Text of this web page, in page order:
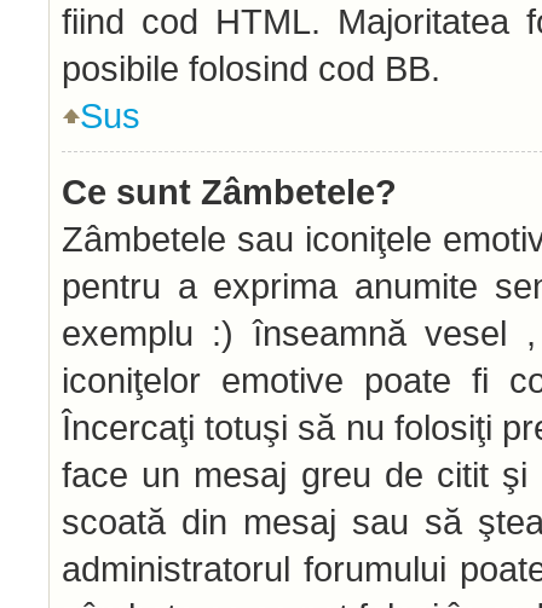
fiind cod HTML. Majoritatea
posibile folosind cod BB.
Sus
Ce sunt Zâmbetele?
Zâmbetele sau iconiţele
pentru a exprima anumite
exemplu :) înseamnă vesel
iconiţelor emotive poate fi
Încercaţi totuşi să nu folosiţi
face un mesaj greu de citit
scoată din mesaj sau să
administratorul forumului